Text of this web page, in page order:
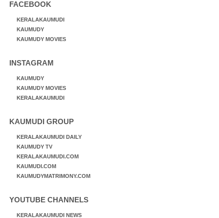
FACEBOOK
KERALAKAUMUDI
KAUMUDY
KAUMUDY MOVIES
INSTAGRAM
KAUMUDY
KAUMUDY MOVIES
KERALAKAUMUDI
KAUMUDI GROUP
KERALAKAUMUDI DAILY
KAUMUDY TV
KERALAKAUMUDI.COM
KAUMUDI.COM
KAUMUDYMATRIMONY.COM
YOUTUBE CHANNELS
KERALAKAUMUDI NEWS